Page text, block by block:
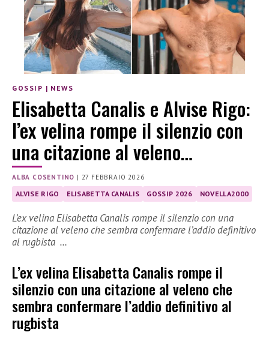
GOSSIP | NEWS
Elisabetta Canalis e Alvise Rigo:
l’ex velina rompe il silenzio con
una citazione al veleno…
ALBA COSENTINO | 27 FEBBRAIO 2026
ALVISE RIGO ELISABETTA CANALIS GOSSIP 2026 NOVELLA2000
L’ex velina Elisabetta Canalis rompe il silenzio con una
citazione al veleno che sembra confermare l’addio definitivo
al rugbista …
L’ex velina Elisabetta Canalis rompe il
silenzio con una citazione al veleno che
sembra confermare l’addio definitivo al
rugbista